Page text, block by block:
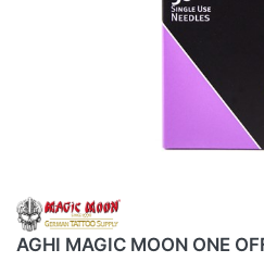
AGHI MAGIC MOON ONE